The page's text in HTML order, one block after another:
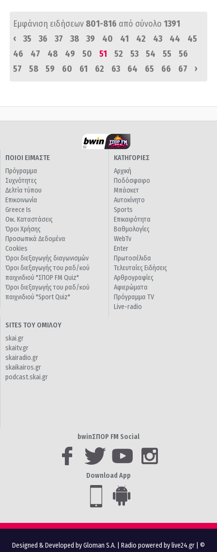
Εμφάνιση ειδήσεων 801-816 από σύνολο 1391
‹
35 36 37 38 39 40 41 42 43 44
45
46
47 48 49 50 51 52 53 54 55
56
57
58 59 60 61 62 63 64 65 66 67 ›
ΠΟΙΟΙ ΕΙΜΑΣΤΕ
Πρόγραμμα
Συχνότητες
Δελτία τύπου
Επικοινωνία
Greece Is
Οικ. Καταστάσεις
Όροι Χρήσης
Προσωπικά Δεδομένα
Cookies
Όροι διεξαγωγής διαγωνισμών
Όροι διεξαγωγής του ραδ/κού
παιχνιδιού "ΣΠΟΡ FM Quiz"
Όροι διεξαγωγής του ραδ/κού
παιχνιδιού "Sport Quiz"
ΚΑΤΗΓΟΡΙΕΣ
Αρχική
Ποδόσφαιρο
Μπάσκετ
Αυτοκίνητο
Sports
Επικαιρότητα
Βαθμολογίες
WebTv
Enter
Πρωτοσέλιδα
Τελευταίες Ειδήσεις
Αρθρογραφίες
Αφιερώματα
Πρόγραμμα TV
Live-radio
SITES ΤΟΥ ΟΜΙΛΟΥ
skai.gr
skaitv.gr
skairadio.gr
skaikairos.gr
podcast.skai.gr
bwinΣΠΟΡ FM Social
Download App
Designed & Developed by Gloman S.A. Radio powered by live24.gr | ©